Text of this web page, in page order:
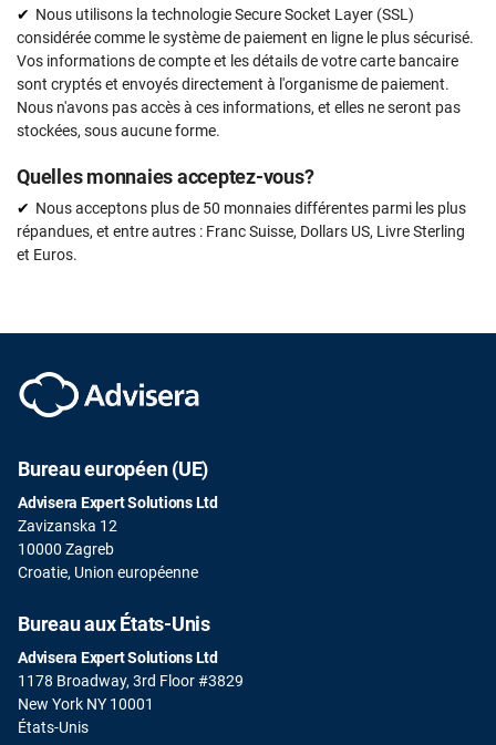
Nous utilisons la technologie Secure Socket Layer (SSL)
considérée comme le système de paiement en ligne le plus sécurisé.
Vos informations de compte et les détails de votre carte bancaire
sont cryptés et envoyés directement à l'organisme de paiement.
Nous n'avons pas accès à ces informations, et elles ne seront pas
stockées, sous aucune forme.
Quelles monnaies acceptez-vous?
Nous acceptons plus de 50 monnaies différentes parmi les plus
répandues, et entre autres : Franc Suisse, Dollars US, Livre Sterling
et Euros.
Bureau européen (UE)
Advisera Expert Solutions Ltd
Zavizanska 12
10000 Zagreb
Croatie, Union européenne
Bureau aux États-Unis
Advisera Expert Solutions Ltd
1178 Broadway, 3rd Floor #3829
New York NY 10001
États-Unis